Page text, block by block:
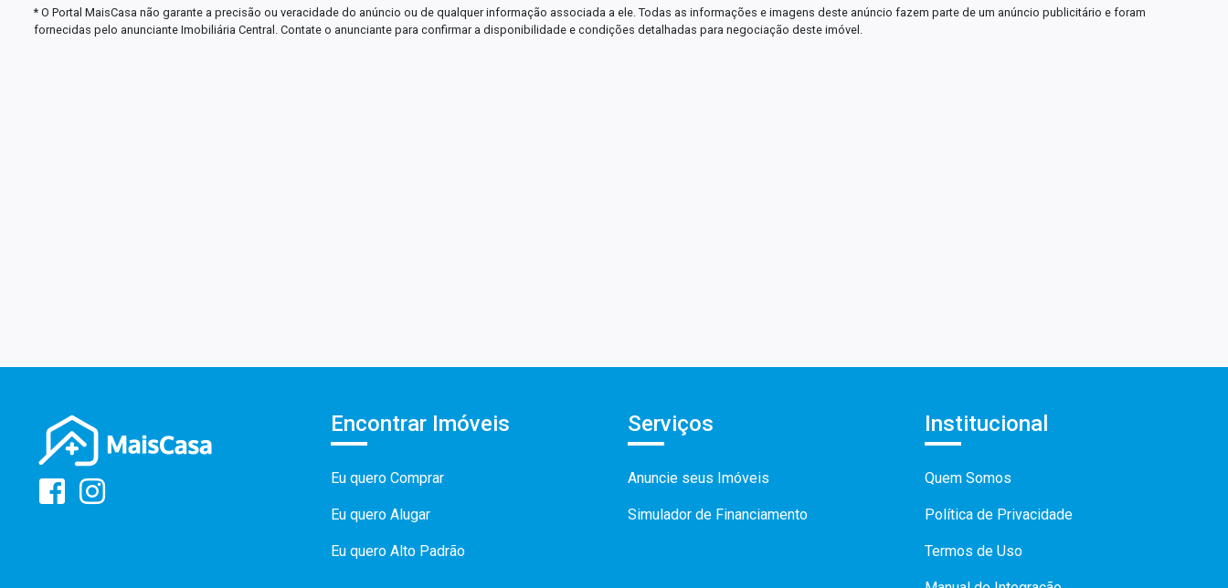
* O Portal MaisCasa não garante a precisão ou veracidade do anúncio ou de qualquer informação associada a ele. Todas as informações e imagens deste anúncio fazem parte de um anúncio publicitário e foram
fornecidas pelo anunciante Imobiliária Central. Contate o anunciante para confirmar a disponibilidade e condições detalhadas para negociação deste imóvel.
Encontrar Imóveis
Eu quero Comprar
Eu quero Alugar
Eu quero Alto Padrão
Serviços
Anuncie seus Imóveis
Simulador de Financiamento
Institucional
Quem Somos
Política de Privacidade
Termos de Uso